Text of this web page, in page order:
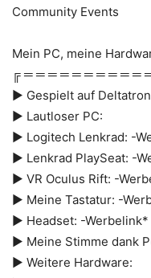
Community Events
Mein PC, meine
╔ ═ ═ ═ ═ ═ ═ ═ ═ ═ ═
► Gespielt auf
► Lautloser PC:
► Logitech Lenkrad: -
► Lenkrad PlaySeat: -
► VR Oculus Rift: -
► Meine Tastatur: -
► Headset: -Werbelink*
► Meine Stimme dank
► Weitere Hardware: